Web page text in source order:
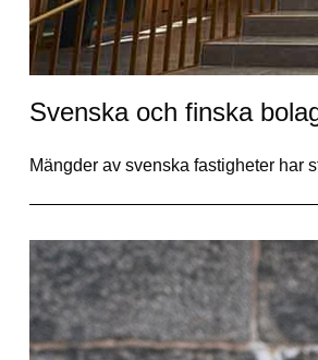
Svenska och finska
Mängder av svenska fastigheter